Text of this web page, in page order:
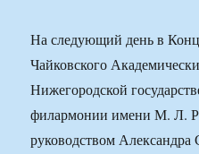
На следующий день в
Чайковского
Нижегородской
филармонии имени М. Л.
руководством Александра